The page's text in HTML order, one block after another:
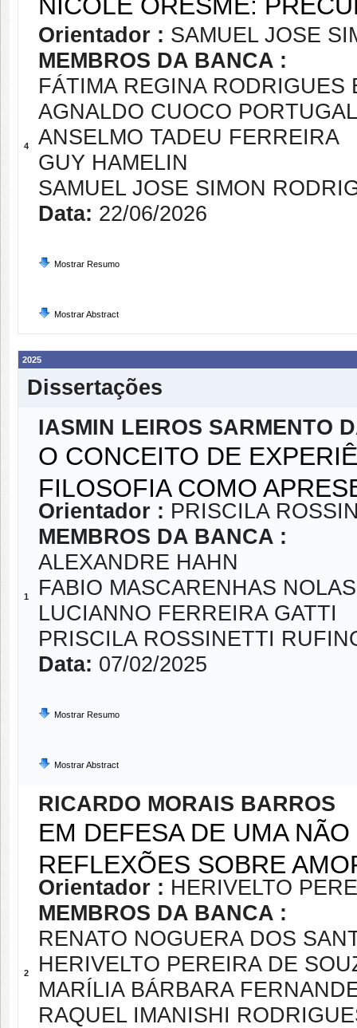
4
Orientador : SAMUEL JOSE
MEMBROS DA BANCA :
FÁTIMA REGINA RODRIGUES
AGNALDO CUOCO PORTUGAL
ANSELMO TADEU FERREIRA
GUY HAMELIN
SAMUEL JOSE SIMON
Data: 22/06/2026
Mostrar Resumo
Mostrar Abstract
2025
Dissertações
1
IASMIN LEIROS SARMENTO
O CONCEITO DE
FILOSOFIA COMO
Orientador : PRISCILA
MEMBROS DA BANCA :
ALEXANDRE HAHN
FABIO MASCARENHAS
LUCIANNO FERREIRA GATTI
PRISCILA ROSSINETTI
Data: 07/02/2025
Mostrar Resumo
Mostrar Abstract
2
RICARDO MORAIS BARROS
EM DEFESA DE UMA
REFLEXÕES SOBRE
Orientador : HERIVELTO
MEMBROS DA BANCA :
RENATO NOGUERA DOS
HERIVELTO PEREIRA DE
MARÍLIA BÁRBARA
RAQUEL IMANISHI